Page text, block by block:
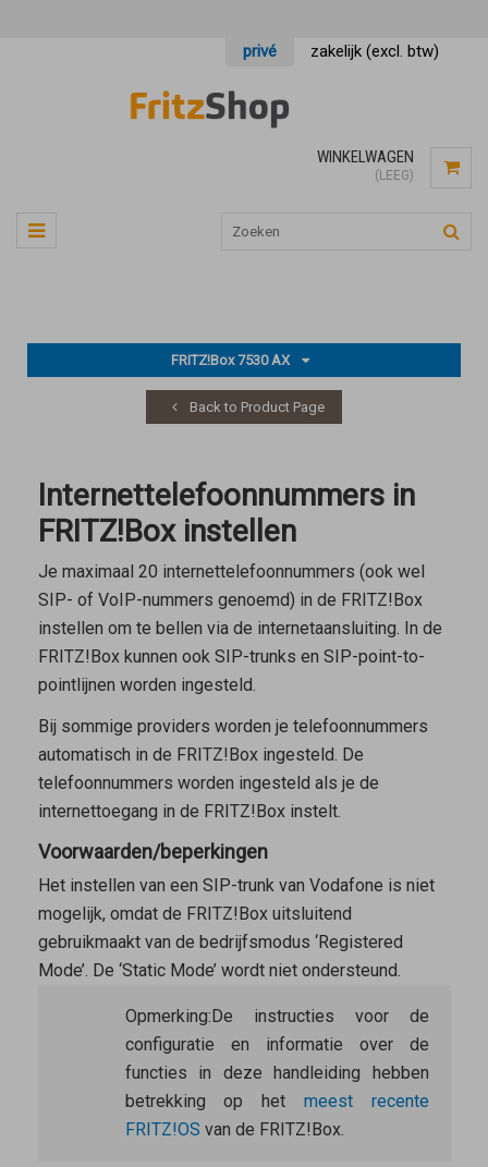
privé zakelijk (excl. btw)
WINKELWAGEN
(LEEG)
FRITZ!Box 7530 AX
Back to Product Page
Internettelefoonnummers in
FRITZ!Box instellen
Je maximaal 20 internettelefoonnummers (ook wel
SIP- of VoIP-nummers genoemd) in de FRITZ!Box
instellen om te bellen via de internetaansluiting. In de
FRITZ!Box kunnen ook SIP-trunks en SIP-point-to-
pointlijnen worden ingesteld.
Bij sommige providers worden je telefoonnummers
automatisch in de FRITZ!Box ingesteld. De
telefoonnummers worden ingesteld als je de
internettoegang in de FRITZ!Box instelt.
Voorwaarden/beperkingen
Het instellen van een SIP-trunk van Vodafone is niet
mogelijk, omdat de FRITZ!Box uitsluitend
gebruikmaakt van de bedrijfsmodus ‘Registered
Mode’. De ‘Static Mode’ wordt niet ondersteund.
Opmerking: De instructies voor de
configuratie en informatie over de
functies in deze handleiding hebben
betrekking op het meest recente
FRITZ!OS van de FRITZ!Box.